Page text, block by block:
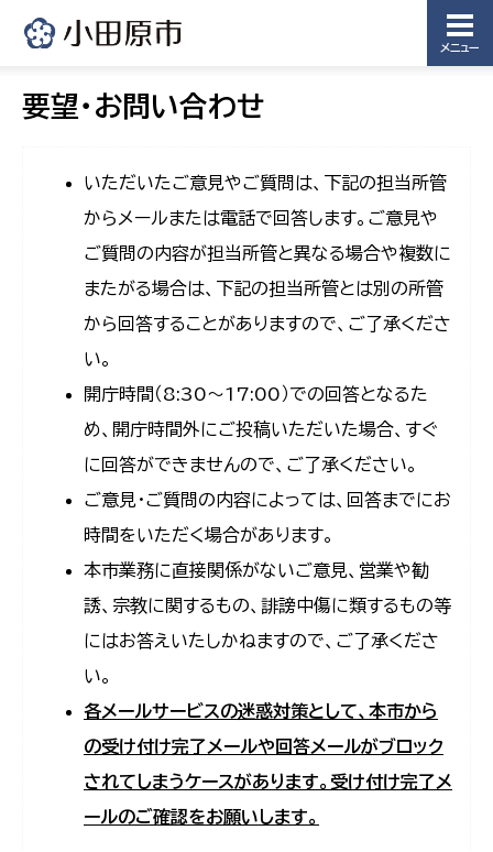
メニュー
要望・お問い合わせ
いただいたご意見やご質問は、下記の担当所管
からメールまたは電話で回答します。ご意見や
ご質問の内容が担当所管と異なる場合や複数に
またがる場合は、下記の担当所管とは別の所管
から回答することがありますので、ご了承くださ
い。
開庁時間（8:30〜17:00）での回答となるた
め、開庁時間外にご投稿いただいた場合、すぐ
に回答ができませんので、ご了承ください。
ご意見・ご質問の内容によっては、回答までにお
時間をいただく場合があります。
本市業務に直接関係がないご意見、営業や勧
誘、宗教に関するもの、誹謗中傷に類するもの等
にはお答えいたしかねますので、ご了承くださ
い。
各メールサービスの迷惑対策として、本市から
の受け付け完了メールや回答メールがブロック
されてしまうケースがあります。受け付け完了メ
ールのご確認をお願いします。